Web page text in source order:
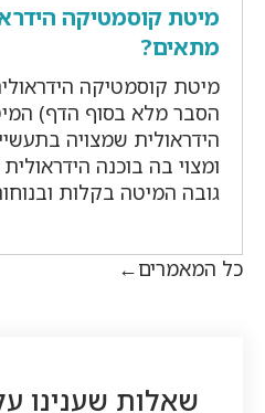
מיטת קוסמטיקה
מתאים?
מיטת קוסמטיקה
הסבר מלא בסוף הדף)
הידראולית שמצויה
ומצוי בה בוכנה
גובה המיטה בקלות
כל המאמרים
שאלות שענינו